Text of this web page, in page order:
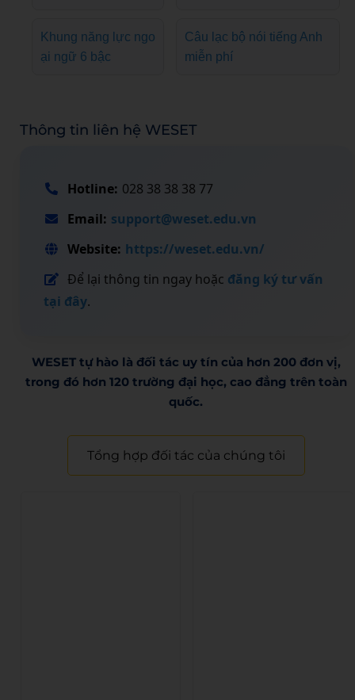
Khung năng lực ngo
ại ngữ 6 bậc
Câu lạc bộ nói tiếng Anh
miễn phí
Thông tin liên hệ WESET
Hotline: 028 38 38 38 77
Email: support@weset.edu.vn
Website: https://weset.edu.vn/
Để lại thông tin ngay hoặc đăng ký tư vấn
tại đây.
WESET tự hào là đối tác uy tín của hơn 200 đơn vị,
trong đó hơn 120 trường đại học, cao đẳng trên toàn
quốc.​
Tổng hợp đối tác của chúng tôi